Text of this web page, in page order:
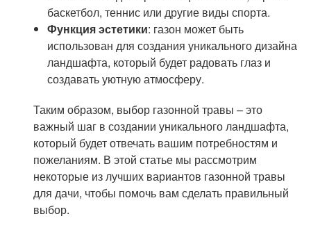
баскетбол, теннис или другие виды спорта.
Функция эстетики: газон может быть
использован для создания уникального дизайна
ландшафта, который будет радовать глаз и
создавать уютную атмосферу.
Таким образом, выбор газонной травы – это
важный шаг в создании уникального ландшафта,
который будет отвечать вашим потребностям и
пожеланиям. В этой статье мы рассмотрим
некоторые из лучших вариантов газонной травы
для дачи, чтобы помочь вам сделать правильный
выбор.